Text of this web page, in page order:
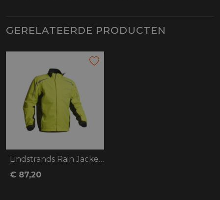
GERELATEERDE PRODUCTEN
Lindstrands Rain Jacket DW+
€ 87,20